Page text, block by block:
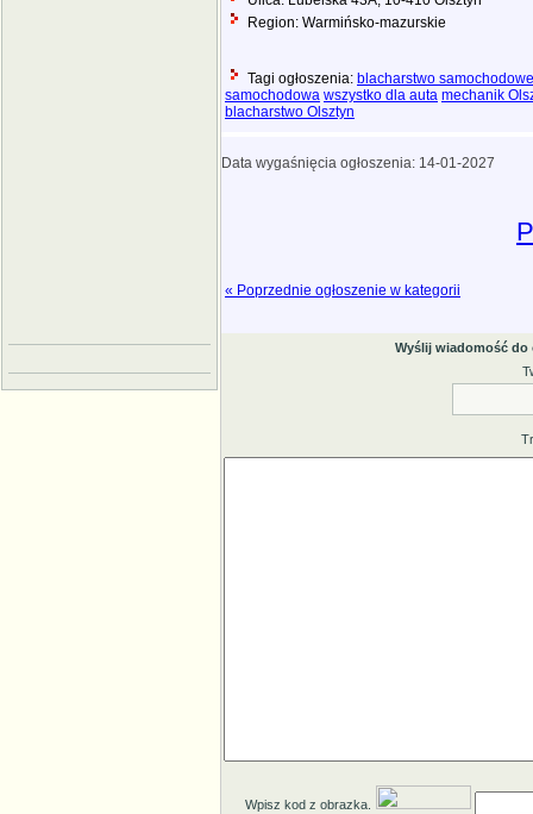
Region: Warmińsko-mazurskie
Tagi ogłoszenia: blacharstwo samochodowe
samochodowa wszystko dla auta mechanik
blacharstwo Olsztyn
Data wygaśnięcia ogłoszenia: 14-01-2027
« Poprzednie ogłoszenie w kategorii
Wyślij wiadomość
Wpisz kod z obrazka.